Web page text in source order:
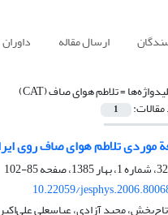
ارسال مقاله داوران
=تلاطم هوای صاف (CAT)
1
موردی تلاطم هوای صاف روی ایران
85-102
10.22059/
مجید آزادی، عباسعلی